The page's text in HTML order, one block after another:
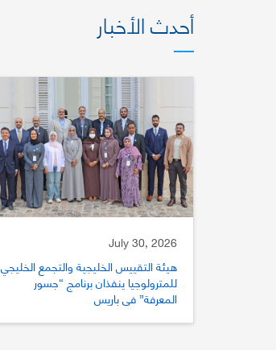
أحدث الأخبار
July 30, 2026
هيئة التقييس الخليجية والتجمع الخليجي
للمترولوجيا ينفذان برنامج “جسور
المعرفة” في باريس